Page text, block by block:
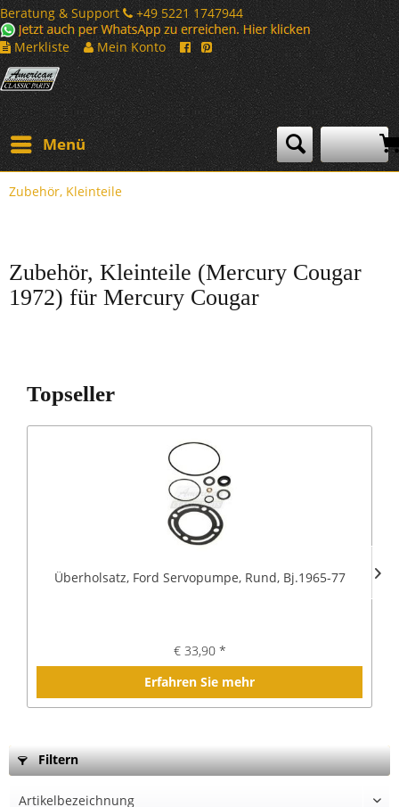
Beratung & Support
+49 5221 1747944
Merkliste
Mein Konto
Menü
Zubehör, Kleinteile
Zubehör, Kleinteile (Mercury Cougar
1972) für Mercury Cougar
Topseller
Überholsatz, Ford Servopumpe, Rund, Bj.1965-77
€ 33,90 *
Erfahren Sie mehr
Filtern